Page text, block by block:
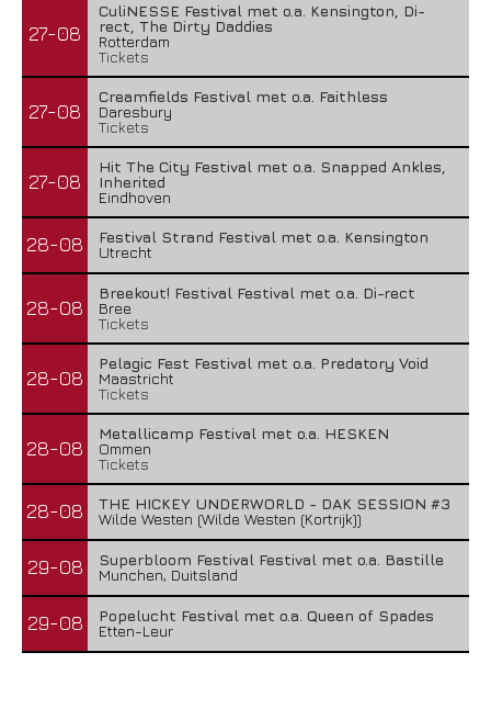
27-08
CuliNESSE Festival met o.a. Kensington, Di-
rect, The Dirty Daddies
Rotterdam
Tickets
27-08
Creamfields Festival met o.a. Faithless
Daresbury
Tickets
27-08
Hit The City Festival met o.a. Snapped Ankles,
Inherited
Eindhoven
28-08
Festival Strand Festival met o.a. Kensington
Utrecht
28-08
Breekout! Festival Festival met o.a. Di-rect
Bree
Tickets
28-08
Pelagic Fest Festival met o.a. Predatory Void
Maastricht
Tickets
28-08
Metallicamp Festival met o.a. HESKEN
Ommen
Tickets
28-08
THE HICKEY UNDERWORLD - DAK SESSION #3
Wilde Westen (Wilde Westen (Kortrijk))
29-08
Superbloom Festival Festival met o.a. Bastille
Munchen, Duitsland
29-08
Popelucht Festival met o.a. Queen of Spades
Etten-Leur